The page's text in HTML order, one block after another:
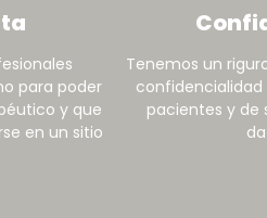
para poder
y que
en un sitio
Tenemos un
pacientes y de